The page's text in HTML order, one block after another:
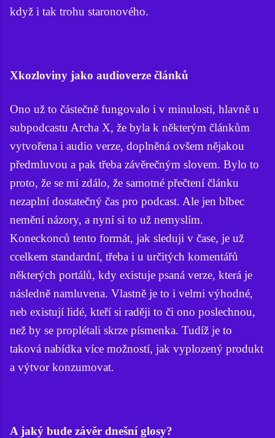
když i tak trohu staronového.
Xkozloviny jako audioverze článků
Ono už to částečně fungovalo i v minulosti, hlavně u
subpodcastu Archa X, že byla k některým článkům
vytvořena i audio verze, doplněná ovšem nějakou
předmluvou a pak třeba závěrečným slovem. Bylo to
proto, že se mi zdálo, že samotné přečtení článku
nezaplní dostatečný čas pro podcast. Ale jen blbec
nemění názory, a nyní si to už nemyslím.
Koneckonců tento formát, jak sleduji v čase, je už
ccelkem standardní, třeba i u určitých komentářů
některých portálů, kdy existuje psaná verze, která je
následně namluvena. Vlastně je to i velmi výhodné,
neb existují lidé, kteří si raději to či ono poslechnou,
než by se proplétali skrze písmenka. Tudíž je to
taková nabídka více možností, jak vyplozený produkt
a výtvor konzumovat.
A jaký bude závěr dnešní glosy?